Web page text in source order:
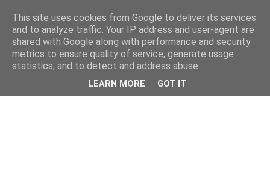
This site uses cookies from Google to deliver its services
and to analyze traffic. Your IP address and user-agent are
shared with Google along with performance and security
metrics to ensure quality of service, generate usage
statistics, and to detect and address abuse.
LEARN MORE GOT IT